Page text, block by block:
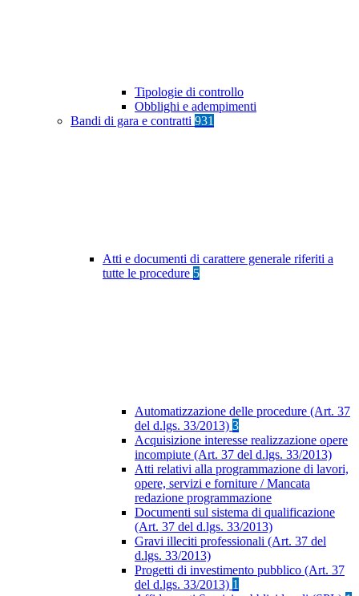
Tipologie di controllo
Obblighi e adempimenti
Bandi di gara e contratti 931
Atti e documenti di carattere generale riferiti a
tutte le procedure 5
Automatizzazione delle procedure (Art. 37
del d.lgs. 33/2013) 3
Acquisizione interesse realizzazione opere
incompiute (Art. 37 del d.lgs. 33/2013)
Atti relativi alla programmazione di lavori,
opere, servizi e forniture / Mancata
redazione programmazione
Documenti sul sistema di qualificazione
(Art. 37 del d.lgs. 33/2013)
Gravi illeciti professionali (Art. 37 del
d.lgs. 33/2013)
Progetti di investimento pubblico (Art. 37
del d.lgs. 33/2013) 1